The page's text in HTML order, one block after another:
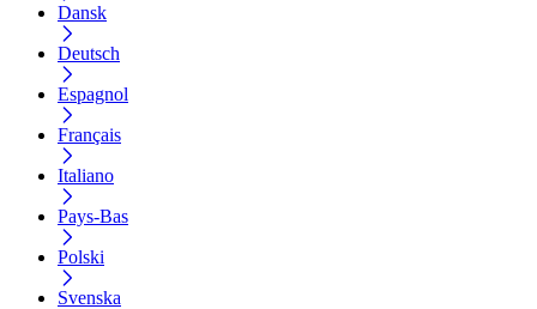
Dansk
Deutsch
Espagnol
Français
Italiano
Pays-Bas
Polski
Svenska